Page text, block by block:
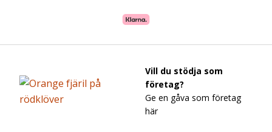
Vill du stödja som
företag?
Ge en gåva som företag
här